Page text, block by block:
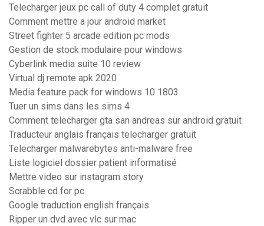
Telecharger jeux pc call of duty 4 complet gratuit
Comment mettre a jour android market
Street fighter 5 arcade edition pc mods
Gestion de stock modulaire pour windows
Cyberlink media suite 10 review
Virtual dj remote apk 2020
Media feature pack for windows 10 1803
Tuer un sims dans les sims 4
Comment telecharger gta san andreas sur android gratuit
Traducteur anglais français telecharger gratuit
Telecharger malwarebytes anti-malware free
Liste logiciel dossier patient informatisé
Mettre video sur instagram story
Scrabble cd for pc
Google traduction english français
Ripper un dvd avec vlc sur mac